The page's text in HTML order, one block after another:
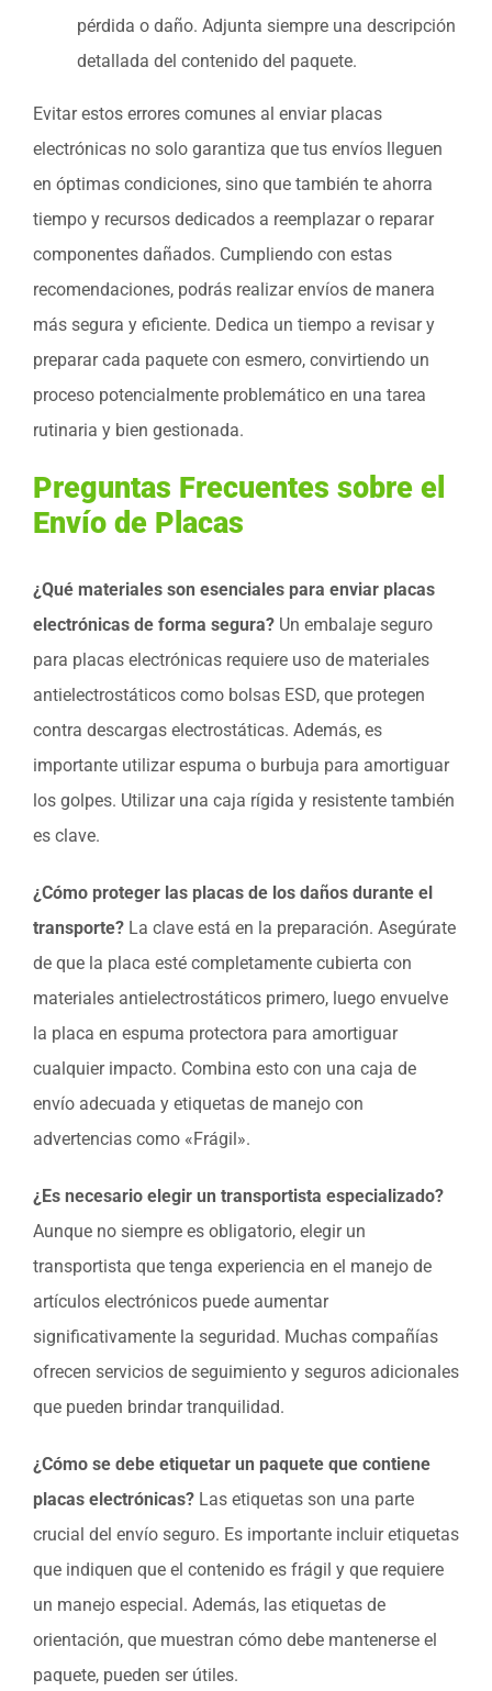
pérdida o daño. Adjunta siempre una descripción
detallada del contenido del paquete.
Evitar estos errores comunes al enviar placas
electrónicas no solo garantiza que tus envíos lleguen
en óptimas condiciones, sino que también te ahorra
tiempo y recursos dedicados a reemplazar o reparar
componentes dañados. Cumpliendo con estas
recomendaciones, podrás realizar envíos de manera
más segura y eficiente. Dedica un tiempo a revisar y
preparar cada paquete con esmero, convirtiendo un
proceso potencialmente problemático en una tarea
rutinaria y bien gestionada.
Preguntas Frecuentes sobre el
Envío de Placas
¿Qué materiales son esenciales para enviar placas
electrónicas de forma segura? Un embalaje seguro
para placas electrónicas requiere uso de materiales
antielectrostáticos como bolsas ESD, que protegen
contra descargas electrostáticas. Además, es
importante utilizar espuma o burbuja para amortiguar
los golpes. Utilizar una caja rígida y resistente también
es clave.
¿Cómo proteger las placas de los daños durante el
transporte? La clave está en la preparación. Asegúrate
de que la placa esté completamente cubierta con
materiales antielectrostáticos primero, luego envuelve
la placa en espuma protectora para amortiguar
cualquier impacto. Combina esto con una caja de
envío adecuada y etiquetas de manejo con
advertencias como «Frágil».
¿Es necesario elegir un transportista especializado?
Aunque no siempre es obligatorio, elegir un
transportista que tenga experiencia en el manejo de
artículos electrónicos puede aumentar
significativamente la seguridad. Muchas compañías
ofrecen servicios de seguimiento y seguros adicionales
que pueden brindar tranquilidad.
¿Cómo se debe etiquetar un paquete que contiene
placas electrónicas? Las etiquetas son una parte
crucial del envío seguro. Es importante incluir etiquetas
que indiquen que el contenido es frágil y que requiere
un manejo especial. Además, las etiquetas de
orientación, que muestran cómo debe mantenerse el
paquete, pueden ser útiles.